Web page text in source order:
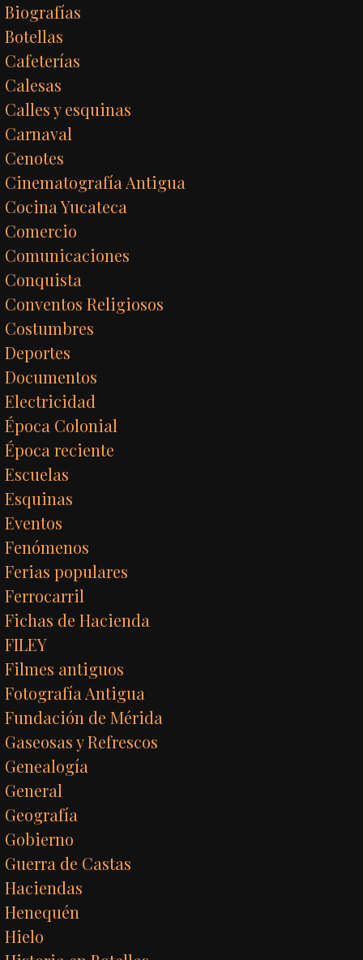
Biografías
Botellas
Cafeterías
Calesas
Calles y esquinas
Carnaval
Cenotes
Cinematografía Antigua
Cocina Yucateca
Comercio
Comunicaciones
Conquista
Conventos Religiosos
Costumbres
Deportes
Documentos
Electricidad
Época Colonial
Época reciente
Escuelas
Esquinas
Eventos
Fenómenos
Ferias populares
Ferrocarril
Fichas de Hacienda
FILEY
Filmes antiguos
Fotografía Antigua
Fundación de Mérida
Gaseosas y Refrescos
Genealogía
General
Geografía
Gobierno
Guerra de Castas
Haciendas
Henequén
Hielo